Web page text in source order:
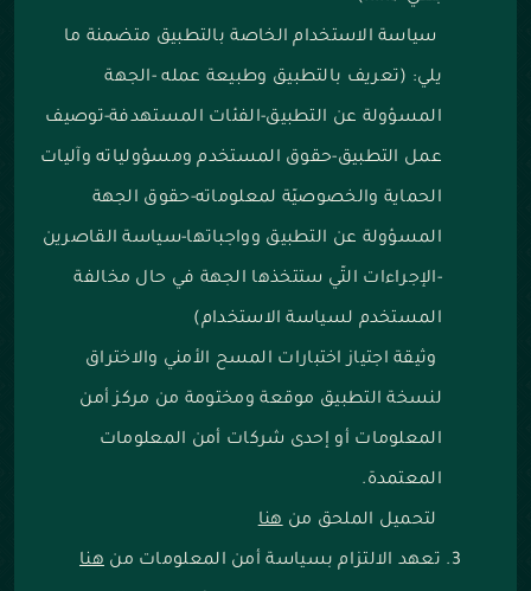
سياسة الاستخدام الخاصة بالتطبيق متضمنة ما
يلي: (تعريف بالتطبيق وطبيعة عمله -الجهة
المسؤولة عن التطبيق-الفئات المستهدفة-توصيف
عمل التطبيق-حقوق المستخدم ومسؤولياته وآليات
الحماية والخصوصيّة لمعلوماته-حقوق الجهة
المسؤولة عن التطبيق وواجباتها-سياسة القاصرين
-الإجراءات التّي ستتخذها الجهة في حال مخالفة
المستخدم لسياسة الاستخدام)
وثيقة اجتياز اختبارات المسح الأمني والاختراق
لنسخة التطبيق موقعة ومختومة من مركز أمن
المعلومات أو إحدى شركات أمن المعلومات
المعتمدة.
لتحميل الملحق منهنا
تعهد الالتزام بسياسة أمن المعلومات من هنا